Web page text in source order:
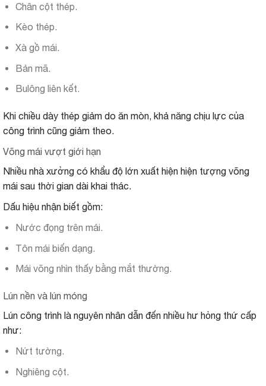
Chân cột thép.
Kèo thép.
Xà gồ mái.
Bản mã.
Bulông liên kết.
Khi chiều dày thép giảm do ăn mòn, khả năng chịu lực của
công trình cũng giảm theo.
Võng mái vượt giới hạn
Nhiều nhà xưởng có khẩu độ lớn xuất hiện hiện tượng võng
mái sau thời gian dài khai thác.
Dấu hiệu nhận biết gồm:
Nước đọng trên mái.
Tôn mái biến dạng.
Mái võng nhìn thấy bằng mắt thường.
Lún nền và lún móng
Lún công trình là nguyên nhân dẫn đến nhiều hư hỏng thứ cấp
như:
Nứt tường.
Nghiêng cột.